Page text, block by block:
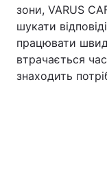
зони, VARUS
шукати
працювати
втрачається
знаходить